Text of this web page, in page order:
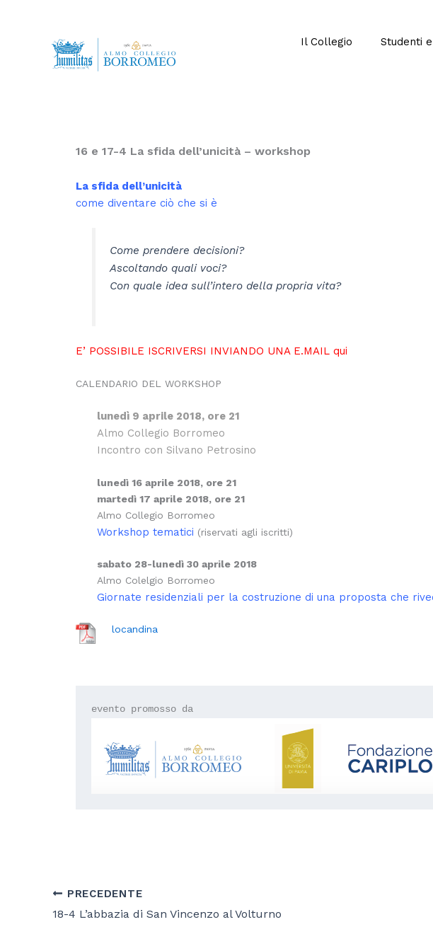
Il Collegio Studenti
16 e 17-4 La sfida dell’unicità – workshop
La sfida dell’unicità
come diventare ciò che si è
Come prendere decisioni?
Ascoltando quali voci?
Con quale idea sull’intero della propria vita?
E’ POSSIBILE ISCRIVERSI INVIANDO UNA E.MAIL qui
CALENDARIO DEL WORKSHOP
lunedì 9 aprile 2018, ore 21
Almo Collegio Borromeo
Incontro con Silvano Petrosino
lunedì 16 aprile 2018, ore 21
martedì 17 aprile 2018, ore 21
Almo Collegio Borromeo
Workshop tematici (riservati agli iscritti)
sabato 28-lunedì 30 aprile 2018
Almo Colelgio Borromeo
Giornate residenziali per la costruzione di una proposta che
locandina
PRECEDENTE
18-4 L’abbazia di San Vincenzo al Volturno